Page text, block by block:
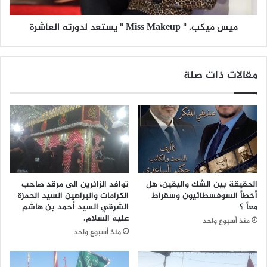
ا
ا
ل
ا
م
ج
"
س
ا
ع
ة
م
ر
"
M
a
p
"
ي
س
ت
ع
د
ل
و
ميس ميكب. " Miss Makeup " يستعد لدورته العاشرة
مقالات ذات صلة
الحقيقة بين الشك واليقين، هل
أخطأ السوفسطائيون وسقراط
معاً ؟
منذ أسبوع واحد
توافد الزائرين الى مرقد صاحب
الكرامات والبراهين السيد الحمزة
الشرقي السيد أحمد بن هاشم
عليه السلام.
منذ أسبوع واحد